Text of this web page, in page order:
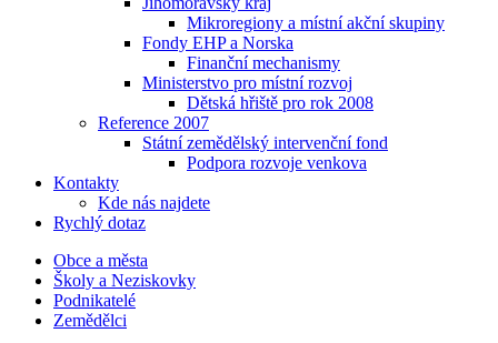
Mikroregiony a místní akční skupiny
Fondy EHP a Norska
Finanční mechanismy
Ministerstvo pro místní rozvoj
Dětská hřiště pro rok 2008
Reference 2007
Státní zemědělský intervenční fond
Podpora rozvoje venkova
Kontakty
Kde nás najdete
Rychlý dotaz
Obce a města
Školy a Neziskovky
Podnikatelé
Zemědělci